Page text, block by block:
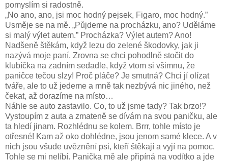
pomyslím si radostně.
„No ano, ano, jsi moc hodný pejsek, Figaro, moc hodný.”
Usměje se na mě. „Půjdeme na procházku, ano? Uděláme
si malý výlet autem.” Procházka? Výlet autem? Ano!
Nadšeně štěkám, když lezu do zelené škodovky, jak ji
nazývá moje paní. Zrovna se chci pohodlně stočit do
klubíčka na zadním sedadle, když vtom si všimnu, že
paničce tečou slzy! Proč pláče? Je smutná? Chci jí olízat
tváře, ale to už jedeme a mně tak nezbývá nic jiného, než
čekat, až dorazíme na místo…
Náhle se auto zastavilo. Co, to už jsme tady? Tak brzo!?
Vystoupím z auta a zmateně se dívám na svou paničku, ale
ta hledí jinam. Rozhlédnu se kolem. Brrr, tohle místo je
otřesné! Kam až oko dohlédne, jsou jenom samé klece. A v
nich jsou všude uvěznění psi, kteří štěkají a vyjí na pomoc.
Tohle se mi nelíbí. Panička mě ale připíná na vodítko a jde